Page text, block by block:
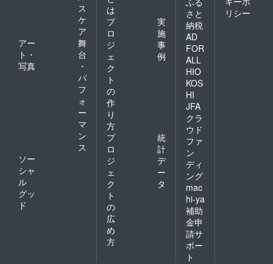
ス
ケ
ア
アー
ト・
写真
舞
台
・
パ
フ
ォ
ー
マ
ン
ス
ソー
シャ
ル
グッ
ド
は
プ
ロ
ジ
ェ
ク
ト
の
作
り
方
実
施
事
例
プ
ロ
ジ
ェ
ク
ト
の
広
め
方
統
計
デ
ー
タ
さと
納税
AD
FOR
ALL
HIO
KOS
HI
JFA
クラ
ウド
ファ
ン
ディ
ング
mac
hi-ya
補助
金申
請サ
ポー
ト
リシー